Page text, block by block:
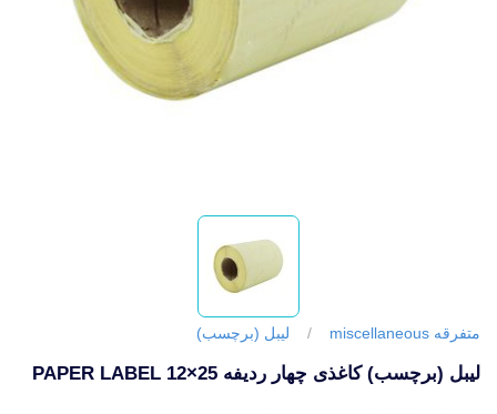
متفرقه miscellaneous / لیبل (برچسب)
لیبل (برچسب) کاغذی چهار ردیفه PAPER LABEL 12×25